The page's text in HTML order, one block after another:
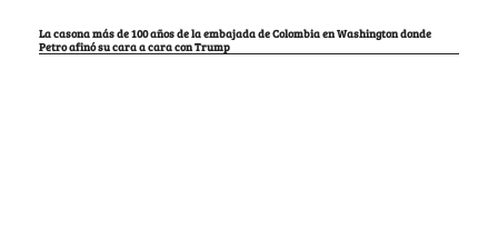
La casona más de 100 años de la embajada de Colombia en Washington donde
Petro afinó su cara a cara con Trump